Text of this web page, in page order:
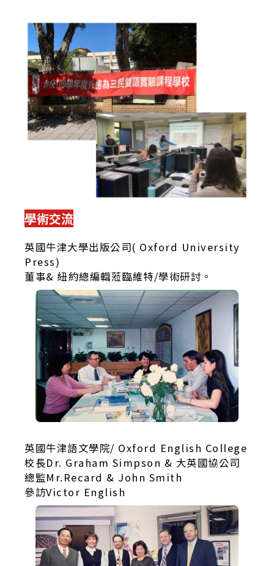
學術交流
英國牛津大學出版公司( Oxford University
Press)
董事& 紐約總編輯蒞臨維特/學術研討。
英國牛津語文學院/ Oxford English College
校長Dr. Graham Simpson & 大英國協公司
總監Mr.Recard & John Smith
參訪Victor English